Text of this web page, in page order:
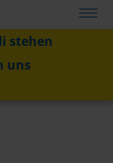
stehen
uns